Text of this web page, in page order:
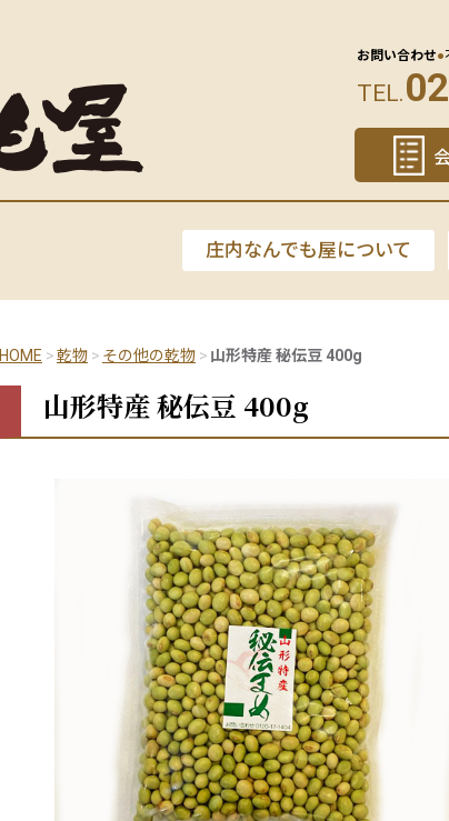
お問い合わせ●
TEL.
庄内なんでも屋について
HOME 乾物 その他の乾物 山形特産 秘伝豆 400g
山形特産 秘伝豆 400g